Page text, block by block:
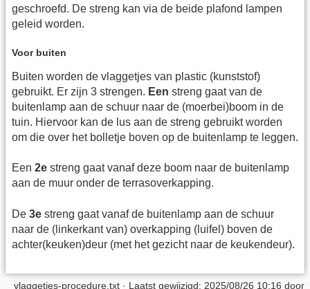
geschroefd. De streng kan via de beide plafond lampen
geleid worden.
Voor buiten
Buiten worden de vlaggetjes van plastic (kunststof)
gebruikt. Er zijn 3 strengen. Een streng gaat van de
buitenlamp aan de schuur naar de (moerbei)boom in de
tuin. Hiervoor kan de lus aan de streng gebruikt worden
om die over het bolletje boven op de buitenlamp te leggen.
Een 2e streng gaat vanaf deze boom naar de buitenlamp
aan de muur onder de terrasoverkapping.
De 3e streng gaat vanaf de buitenlamp aan de schuur
naar de (linkerkant van) overkapping (luifel) boven de
achter(keuken)deur (met het gezicht naar de keukendeur).
vlaggetjes-procedure.txt · Laatst gewijzigd: 2025/08/26 10:16 door